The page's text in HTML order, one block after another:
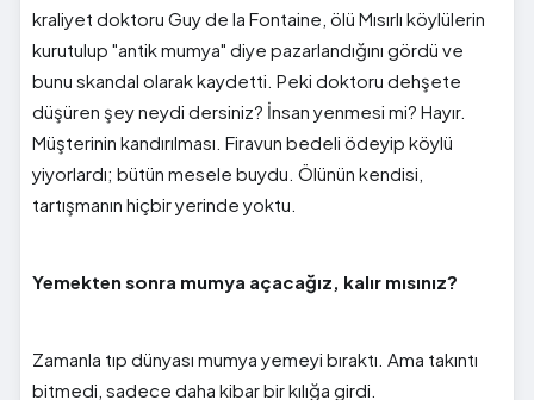
kraliyet doktoru Guy de la Fontaine, ölü Mısırlı köylülerin
kurutulup "antik mumya" diye pazarlandığını gördü ve
bunu skandal olarak kaydetti. Peki doktoru dehşete
düşüren şey neydi dersiniz? İnsan yenmesi mi? Hayır.
Müşterinin kandırılması. Firavun bedeli ödeyip köylü
yiyorlardı; bütün mesele buydu. Ölünün kendisi,
tartışmanın hiçbir yerinde yoktu.
Yemekten sonra mumya açacağız, kalır mısınız?
Zamanla tıp dünyası mumya yemeyi bıraktı. Ama takıntı
bitmedi, sadece daha kibar bir kılığa girdi.